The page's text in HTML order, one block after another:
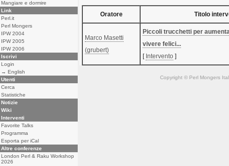
Oratore Titolo
Marco Masetti
(‎grubert‎)
‎Piccoli trucchetti per
vivere felici...‎
[ Intervento ]
Copyright © Perl Mongers
Mangiare e dormire
Link
Perl.it
Perl Mongers
IPW 2004
IPW 2005
IPW 2006
Iscrivi
Login
→ English
Utenti
Cerca
Statistiche
Notizie
Wiki
Interventi
Favorite Talks
Programma
Esporta per iCal
Altre conferenze
London Perl & Raku Workshop
2026